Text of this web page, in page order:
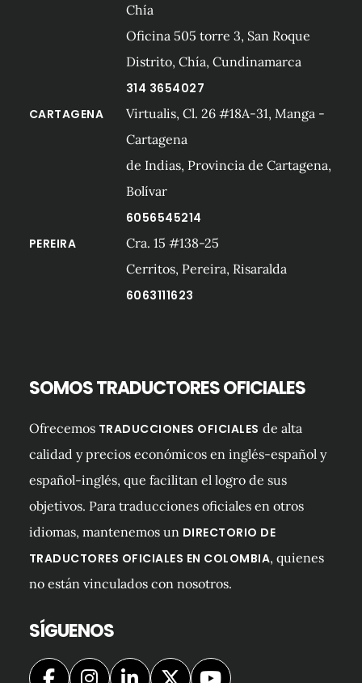
Chía
Oficina 505 torre 3, San Roque
Distrito, Chía, Cundinamarca
314 3654027
CARTAGENA
Virtualis, Cl. 26 #18A-31, Manga -
Cartagena
de Indias, Provincia de Cartagena,
Bolívar
6056545214
PEREIRA
Cra. 15 #138-25
Cerritos, Pereira, Risaralda
6063111623
SOMOS TRADUCTORES OFICIALES
Ofrecemos TRADUCCIONES OFICIALES de alta
calidad y precios económicos en inglés-español y
español-inglés, que facilitan el logro de sus
objetivos. Para traducciones oficiales en otros
idiomas, mantenemos un DIRECTORIO DE
TRADUCTORES OFICIALES EN COLOMBIA, quienes
no están vinculados con nosotros.
SÍGUENOS